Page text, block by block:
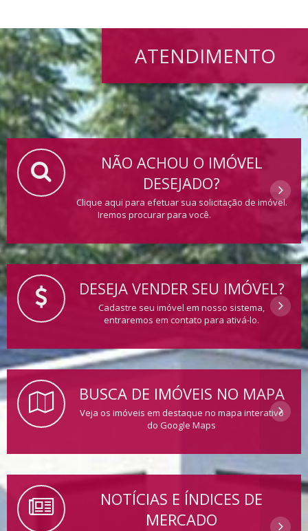
ATENDIMENTO
NÃO ACHOU O IMÓVEL
DESEJADO?
Clique aqui para efetuar sua solicitação de imóvel.
Iremos procurar para você.
DESEJA VENDER SEU IMÓVEL?
Cadastre seu imóvel em nosso sistema,
entraremos em contato para ativá-lo.
BUSCA DE IMÓVEIS NO MAPA
Veja os imóveis em destaque no mapa interativo
do Google Maps
NOTÍCIAS E ÍNDICES DE
MERCADO